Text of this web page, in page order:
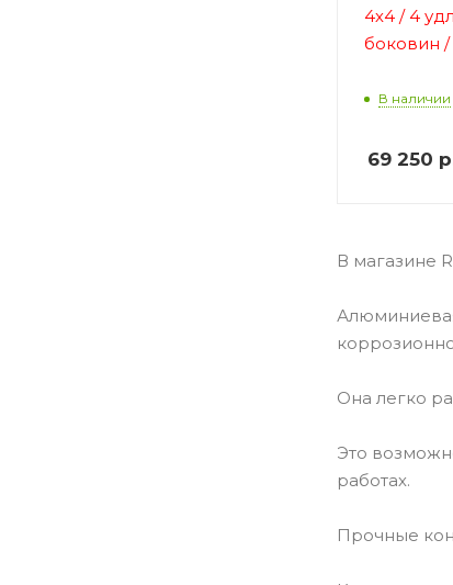
4х4 / 4
боковин
В наличии
69 250
В магазине
Она легко
Это
работах.
Прочные